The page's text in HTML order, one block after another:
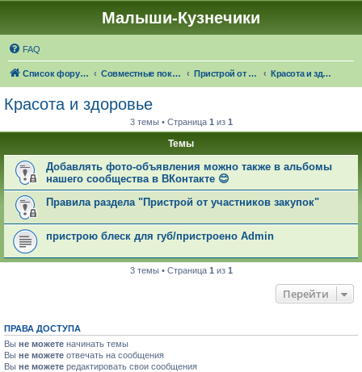
Малыши-Кузнечики
FAQ
Список форумов Совместные покупки "Малыши-Кузнечики" Пристрой от участников закупок Красота и здоровье
Красота и здоровье
3 темы • Страница 1 из 1
Темы
Добавлять фото-объявления можно также в альбомы
нашего сообщества в ВКонтакте 😊
Правила раздела "Пристрой от участников закупок"
пристрою блеск для губ/пристроено Admin
3 темы • Страница 1 из 1
Перейти
ПРАВА ДОСТУПА
Вы не можете начинать темы
Вы не можете отвечать на сообщения
Вы не можете редактировать свои сообщения